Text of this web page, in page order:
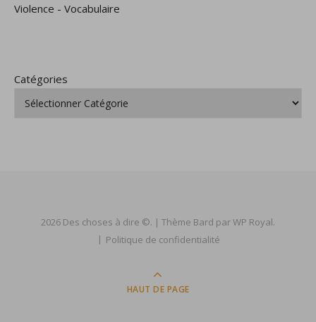
Violence - Vocabulaire
Catégories
2026 Des choses à dire ©. | Thème Bard parWP Royal.
Politique de confidentialité
HAUT DE PAGE